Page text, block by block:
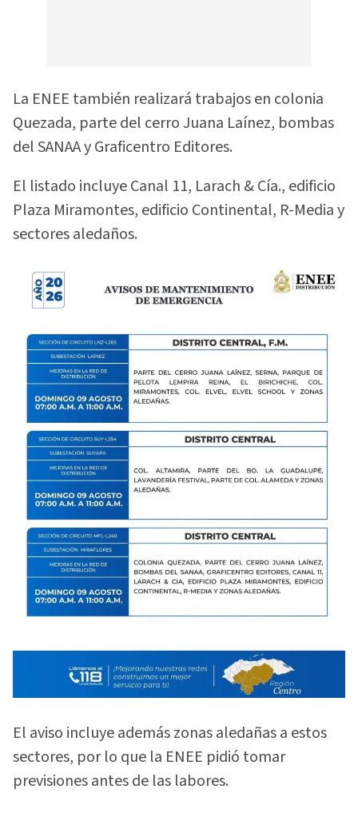
La ENEE también realizará trabajos en colonia
Quezada, parte del cerro Juana Laínez, bombas
del SANAA y Graficentro Editores.
El listado incluye Canal 11, Larach & Cía., edificio
Plaza Miramontes, edificio Continental, R-Media y
sectores aledaños.
El aviso incluye además zonas aledañas a estos
sectores, por lo que la ENEE pidió tomar
previsiones antes de las labores.